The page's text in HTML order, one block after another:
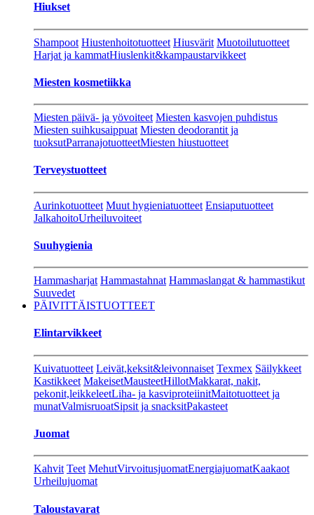
Hiukset
Shampoot Hiustenhoitotuotteet Hiusvärit Muotoilutuotteet
Harjat ja kammatHiuslenkit&kampaustarvikkeet
Miesten kosmetiikka
Miesten päivä- ja yövoiteet Miesten kasvojen puhdistus
Miesten suihkusaippuat Miesten deodorantit ja
tuoksutParranajotuotteetMiesten hiustuotteet
Terveystuotteet
Aurinkotuotteet Muut hygieniatuotteet Ensiaputuotteet
JalkahoitoUrheiluvoiteet
Suuhygienia
Hammasharjat Hammastahnat Hammaslangat & hammastikut
Suuvedet
PÄIVITTÄISTUOTTEET
Elintarvikkeet
Kuivatuotteet Leivät,keksit&leivonnaiset Texmex Säilykkeet
Kastikkeet MakeisetMausteetHillotMakkarat, nakit,
pekonit,leikkeleetLiha- ja kasviproteiinitMaitotuotteet ja
munatValmisruoatSipsit ja snacksitPakasteet
Juomat
Kahvit Teet MehutVirvoitusjuomatEnergiajuomatKaakaot
Urheilujuomat
Taloustavarat